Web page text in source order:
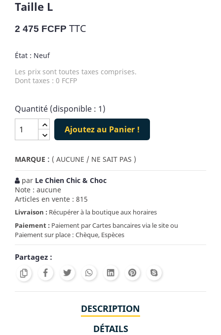
Taille L
2 475 FCFP TTC
État : Neuf
Les prix sont toutes taxes comprises.
Dont taxes : 0 FCFP
Quantité (disponible : 1)
Ajoutez au Panier !
MARQUE : ( AUCUNE / NE SAIT PAS )
par Le Chien Chic & Choc
Note : aucune
Articles en vente : 815
Livraison : Récupérer à la boutique aux horaires
Paiement : Paiement par Cartes bancaires via le site ou
Paiement sur place : Chèque, Espèces
Partagez :
DESCRIPTION
DÉTAILS